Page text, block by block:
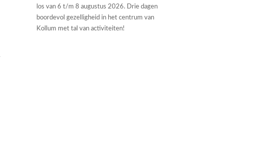
los van 6 t/m 8 augustus 2026. Drie dagen
boordevol gezelligheid in het centrum van
Kollum met tal van activiteiten!